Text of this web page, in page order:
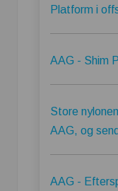
Platform i
AAG - Shim
Store
AAG, og
AAG -